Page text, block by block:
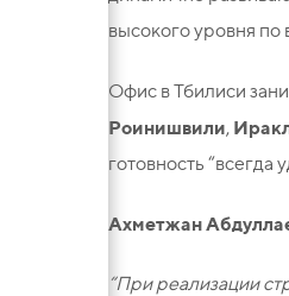
высокого уровня по
Офис в Тбилиси
Роинишвили,
готовность “всегда
Ахметжан
“При реализации